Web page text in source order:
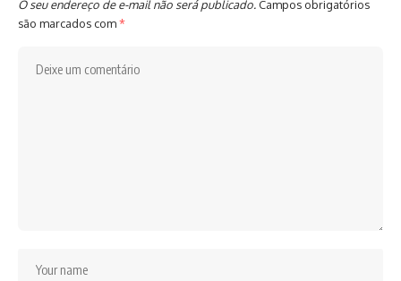
O seu endereço de e-mail não será publicado. Campos obrigatórios
são marcados com*